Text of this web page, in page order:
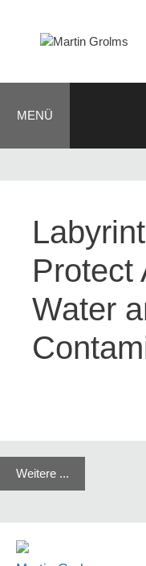
springen
MENÜ
Protect
Water
Weitere ...